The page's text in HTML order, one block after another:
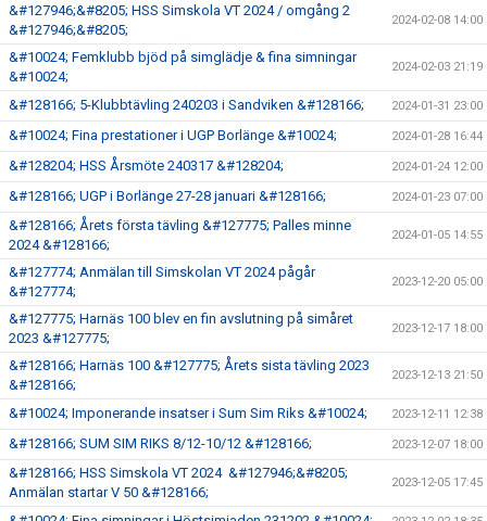
&#127946;&#8205; HSS Simskola VT 2024 / omgång 2
&#127946;&#8205;
2024-02-08 14:00
&#10024; Femklubb bjöd på simglädje & fina simningar
&#10024;
2024-02-03 21:19
&#128166; 5-Klubbtävling 240203 i Sandviken &#128166; 2024-01-31 23:00
&#10024; Fina prestationer i UGP Borlänge &#10024; 2024-01-28 16:44
&#128204; HSS Årsmöte 240317 &#128204; 2024-01-24 12:00
&#128166; UGP i Borlänge 27-28 januari &#128166; 2024-01-23 07:00
&#128166; Årets första tävling &#127775; Palles minne
2024 &#128166;
2024-01-05 14:55
&#127774; Anmälan till Simskolan VT 2024 pågår
&#127774;
2023-12-20 05:00
&#127775; Harnäs 100 blev en fin avslutning på simåret
2023 &#127775;
2023-12-17 18:00
&#128166; Harnäs 100 &#127775; Årets sista tävling 2023
&#128166;
2023-12-13 21:50
&#10024; Imponerande insatser i Sum Sim Riks &#10024; 2023-12-11 12:38
&#128166; SUM SIM RIKS 8/12-10/12 &#128166; 2023-12-07 18:00
&#128166; HSS Simskola VT 2024 &#127946;&#8205;
Anmälan startar V 50 &#128166;
2023-12-05 17:45